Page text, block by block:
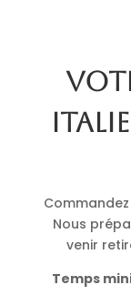
Nous
venir
Temps